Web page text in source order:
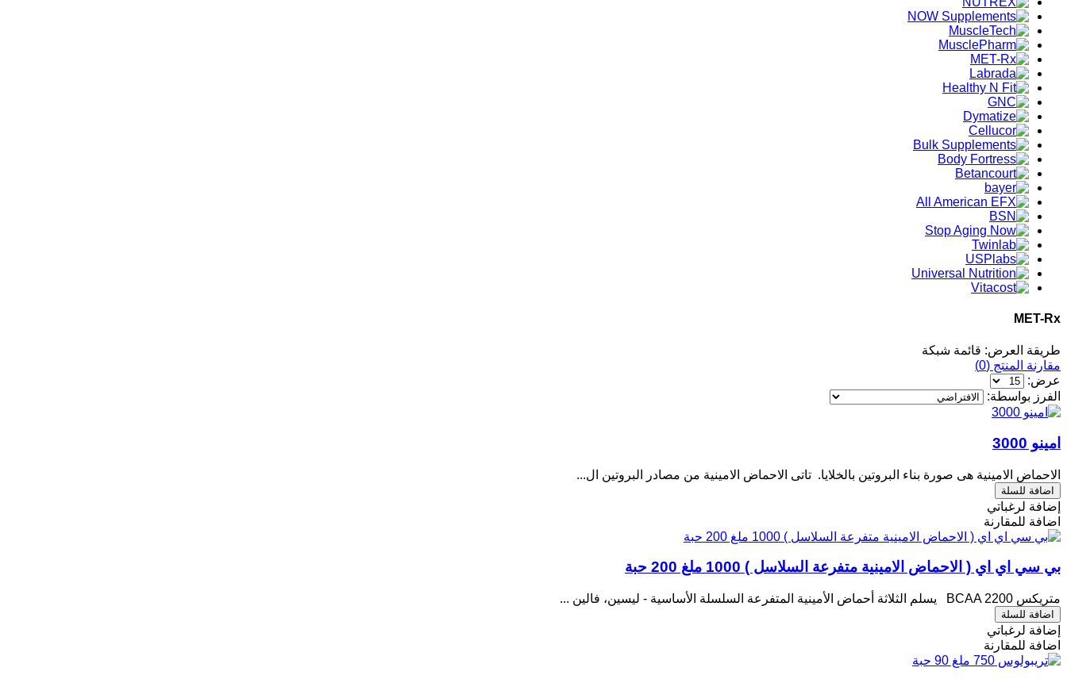
MET-Rx
طريقة العرض: قائمة شبكة
مقارنة المنتج (0)
عرض:
الفرز بواسطة:
امينو 3000
الاحماض الامينية هى صورة بناء البروتين بالخلايا. تاتى الاحماض الامينية من مصادر البروتين ال...
إضافة لرغباتي
اضافة للمقارنة
بي سي اي اي ( الاحماض الامينية متفرعة السلاسل ) 1000 ملغ 200 حبة
متريكس BCAA 2200 يسلم الثلاثة أحماض الأمينية المتفرعة السلسلة الأساسية - ليسين، فالين ...
إضافة لرغباتي
اضافة للمقارنة